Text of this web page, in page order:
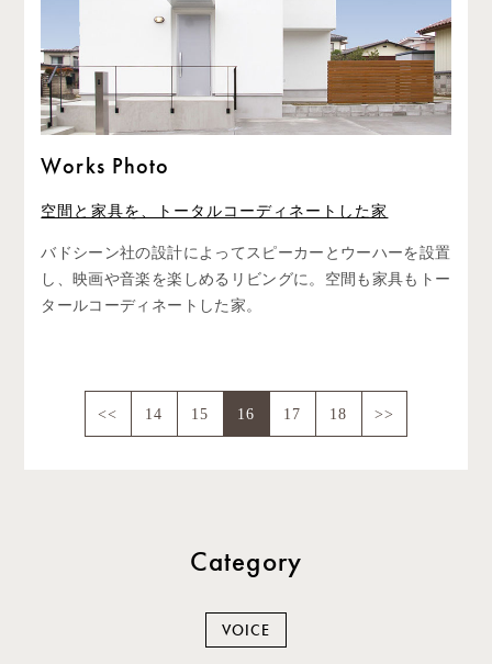
Works Photo
空間と家具を、トータルコーディネートした家
バドシーン社の設計によってスピーカーとウーハーを設置
し、映画や音楽を楽しめるリビングに。空間も家具もトー
タールコーディネートした家。
<< 14 15 16 17 18 >>
Category
VOICE